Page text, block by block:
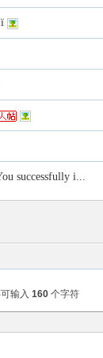
successfully i...
输入 160 个字符